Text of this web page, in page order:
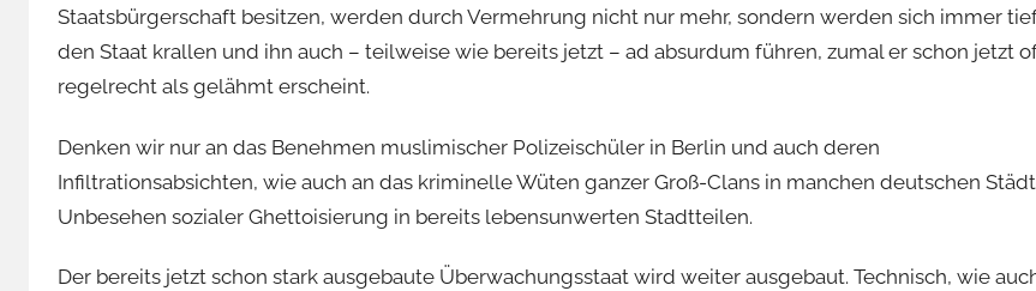
Staatsbürgerschaft besitzen, werden durch Vermehrung nicht nur mehr, sondern werden sich immer
den Staat krallen und ihn auch – teilweise wie bereits jetzt – ad absurdum führen, zumal er schon jetzt
regelrecht als gelähmt erscheint.
Denken wir nur an das Benehmen muslimischer Polizeischüler in Berlin und auch deren
Infiltrationsabsichten, wie auch an das kriminelle Wüten ganzer Groß-Clans in manchen deutschen
Unbesehen sozialer Ghettoisierung in bereits lebensunwerten Stadtteilen.
Der bereits jetzt schon stark ausgebaute Überwachungsstaat wird weiter ausgebaut. Technisch, wie